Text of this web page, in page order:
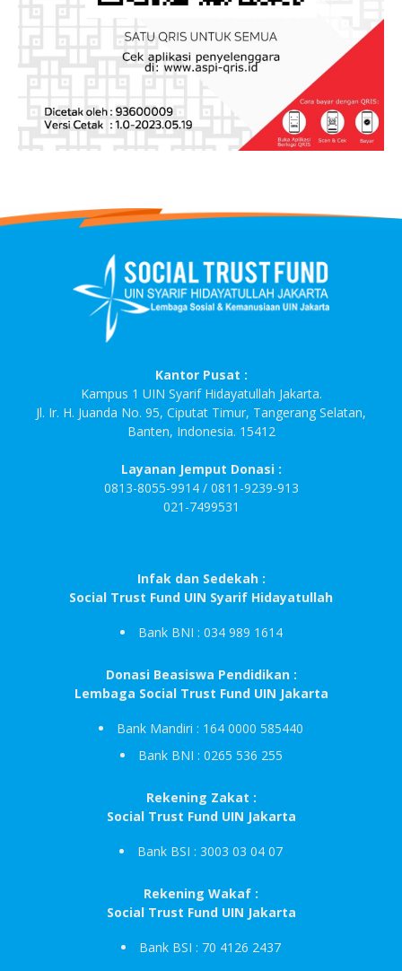
Kantor Pusat :
Kampus 1 UIN Syarif Hidayatullah Jakarta.
Jl. Ir. H. Juanda No. 95, Ciputat Timur, Tangerang Selatan,
Banten, Indonesia. 15412
Layanan Jemput Donasi :
0813-8055-9914 / 0811-9239-913
021-7499531
Infak dan Sedekah :
Social Trust Fund UIN Syarif Hidayatullah
Bank BNI : 034 989 1614
Donasi Beasiswa Pendidikan :
Lembaga Social Trust Fund UIN Jakarta
Bank Mandiri : 164 0000 585440
Bank BNI : 0265 536 255
Rekening Zakat :
Social Trust Fund UIN Jakarta
Bank BSI : 3003 03 04 07
Rekening Wakaf :
Social Trust Fund UIN Jakarta
Bank BSI : 70 4126 2437